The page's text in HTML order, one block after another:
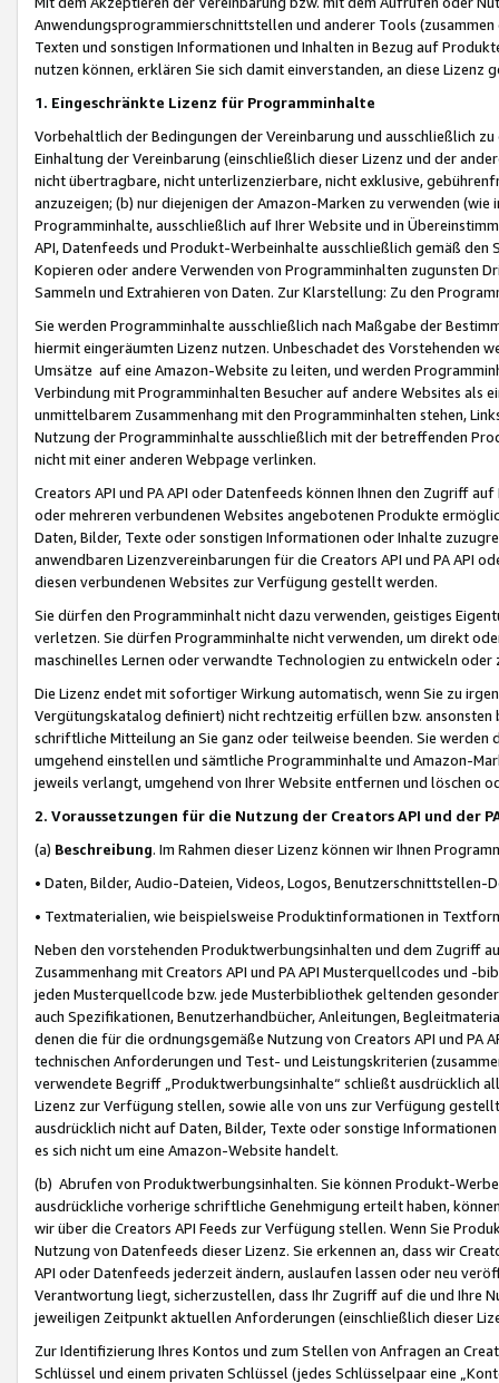
Anwendungsprogrammierschnittstellen und anderer Tools (zusammen
Texten und sonstigen Informationen und Inhalten in Bezug auf
nutzen können, erklären Sie sich damit einverstanden, an diese Lizenz
1. Eingeschränkte Lizenz für Programminhalte
Vorbehaltlich der Bedingungen der Vereinbarung und ausschließlich
Einhaltung der Vereinbarung (einschließlich dieser Lizenz und der
nicht übertragbare, nicht unterlizenzierbare, nicht exklusive,
anzuzeigen; (b) nur diejenigen der Amazon-Marken zu verwenden
Programminhalte, ausschließlich auf Ihrer Website und in
API, Datenfeeds und Produkt-Werbeinhalte ausschließlich gemäß
Kopieren oder andere Verwenden von Programminhalten zugunsten
Sammeln und Extrahieren von Daten. Zur Klarstellung: Zu den
Sie werden Programminhalte ausschließlich nach Maßgabe der
hiermit eingeräumten Lizenz nutzen. Unbeschadet des Vorstehenden
Umsätze auf eine Amazon-Website zu leiten, und werden
Verbindung mit Programminhalten Besucher auf andere Websites als
unmittelbarem Zusammenhang mit den Programminhalten stehen,
Nutzung der Programminhalte ausschließlich mit der betreffenden
nicht mit einer anderen Webpage verlinken.
Creators API und PA API oder Datenfeeds können Ihnen den Zugriff
oder mehreren verbundenen Websites angebotenen Produkte
Daten, Bilder, Texte oder sonstigen Informationen oder Inhalte
anwendbaren Lizenzvereinbarungen für die Creators API und PA API
diesen verbundenen Websites zur Verfügung gestellt werden.
Sie dürfen den Programminhalt nicht dazu verwenden, geistiges
verletzen. Sie dürfen Programminhalte nicht verwenden, um direkt
maschinelles Lernen oder verwandte Technologien zu entwickeln
Die Lizenz endet mit sofortiger Wirkung automatisch, wenn Sie zu
Vergütungskatalog definiert) nicht rechtzeitig erfüllen bzw. ansonsten
schriftliche Mitteilung an Sie ganz oder teilweise beenden. Sie werden
umgehend einstellen und sämtliche Programminhalte und Amazon-
jeweils verlangt, umgehend von Ihrer Website entfernen und löschen
2. Voraussetzungen für die Nutzung der Creators API und der
(a) Beschreibung. Im Rahmen dieser Lizenz können wir Ihnen
• Daten, Bilder, Audio-Dateien, Videos, Logos, Benutzerschnittstellen-
• Textmaterialien, wie beispielsweise Produktinformationen in
Neben den vorstehenden Produktwerbungsinhalten und dem Zugriff
Zusammenhang mit Creators API und PA API Musterquellcodes und
jeden Musterquellcode bzw. jede Musterbibliothek geltenden
auch Spezifikationen, Benutzerhandbücher, Anleitungen,
denen die für die ordnungsgemäße Nutzung von Creators API und PA
technischen Anforderungen und Test- und Leistungskriterien
verwendete Begriff „Produktwerbungsinhalte“ schließt ausdrücklich
Lizenz zur Verfügung stellen, sowie alle von uns zur Verfügung
ausdrücklich nicht auf Daten, Bilder, Texte oder sonstige
es sich nicht um eine Amazon-Website handelt.
(b) Abrufen von Produktwerbungsinhalten. Sie können Produkt-
ausdrückliche vorherige schriftliche Genehmigung erteilt haben,
wir über die Creators API Feeds zur Verfügung stellen. Wenn Sie
Nutzung von Datenfeeds dieser Lizenz. Sie erkennen an, dass wir
API oder Datenfeeds jederzeit ändern, auslaufen lassen oder neu
Verantwortung liegt, sicherzustellen, dass Ihr Zugriff auf die und Ihre
jeweiligen Zeitpunkt aktuellen Anforderungen (einschließlich dieser
Zur Identifizierung Ihres Kontos und zum Stellen von Anfragen an
Schlüssel und einem privaten Schlüssel (jedes Schlüsselpaar eine